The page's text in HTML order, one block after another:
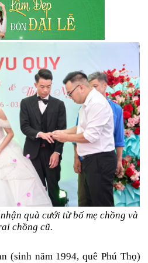
quà cưới từ bố mẹ chồng và
chồng cũ.
(sinh năm 1994, quê Phú Thọ)